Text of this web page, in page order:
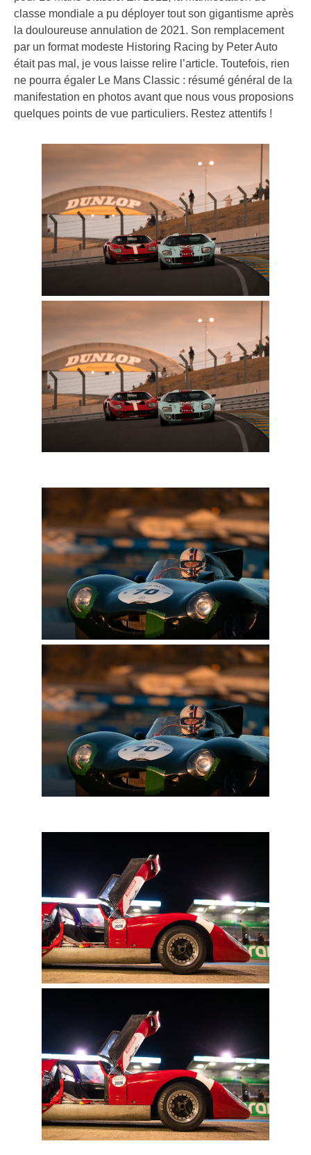
classe mondiale a pu déployer tout son gigantisme après
la douloureuse annulation de 2021. Son remplacement
par un format modeste Historing Racing by Peter Auto
était pas mal, je vous laisse relire l’article. Toutefois, rien
ne pourra égaler Le Mans Classic : résumé général de la
manifestation en photos avant que nous vous proposions
quelques points de vue particuliers. Restez attentifs !